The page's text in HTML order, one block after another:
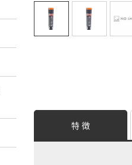
特 徴